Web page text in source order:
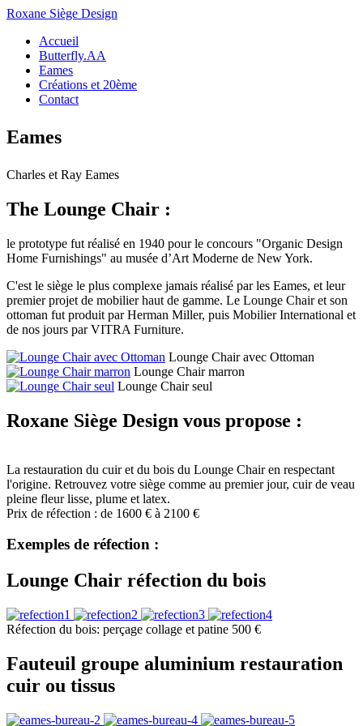
Roxane Siège Design
Accueil
Butterfly.AA
Eames
Créations et 20ème
Contact
Eames
Charles et Ray Eames
The Lounge Chair :
le prototype fut réalisé en 1940 pour le concours "Organic Design
Home Furnishings" au musée d’Art Moderne de New York.
C'est le siège le plus complexe jamais réalisé par les Eames, et leur
premier projet de mobilier haut de gamme. Le Lounge Chair et son
ottoman fut produit par Herman Miller, puis Mobilier International et
de nos jours par VITRA Furniture.
Lounge Chair avec Ottoman
Lounge Chair marron
Lounge Chair seul
Roxane Siège Design vous propose :
La restauration du cuir et du bois du Lounge Chairen respectant
l'origine. Retrouvez votre siège comme au premier jour, cuir de veau
pleine fleur lisse, plume et latex.
Prix de réfection : de 1600 € à 2100 €
Exemples de réfection :
Lounge Chair réfection du bois
Réfection du bois: perçage collage et patine 500 €
Fauteuil groupe aluminium restauration
cuir ou tissus